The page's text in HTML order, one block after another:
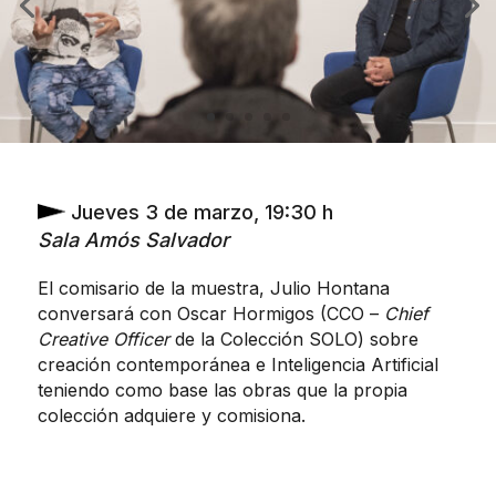
Jueves 3 de marzo, 19:30 h
Sala Amós Salvador
El comisario de la muestra, Julio Hontana
conversará con Oscar Hormigos (CCO – Chief
Creative Officerde la Colección SOLO) sobre
creación contemporánea e Inteligencia Artificial
teniendo como base las obras que la propia
colección adquiere y comisiona.